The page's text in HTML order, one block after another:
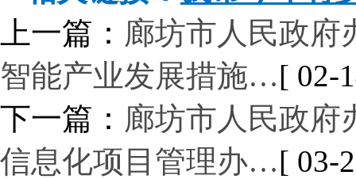
上一篇： 廊坊市人民政府
智能产业发展措施…[ 02-
下一篇： 廊坊市人民政府
信息化项目管理办…[ 03-